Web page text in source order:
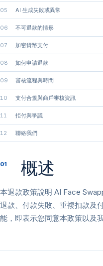
05 AI 生成失敗或異常
06 不可退款的情形
07 加密貨幣支付
08 如何申請退款
09 審核流程與時間
10 支付合規與商戶審核資訊
11 拒付與爭議
12 聯絡我們
01 概述
本退款政策說明 AI Face
退款、付款失敗、重複扣款及
能，即表示您同意本政策以及